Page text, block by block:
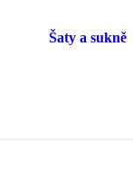
Šaty a sukně